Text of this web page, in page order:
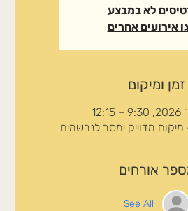
לא במבצע
אירועים אחרים
זמן ומיקום
מיקום מדוייק ימסר לנרשמים
אורחים
See All